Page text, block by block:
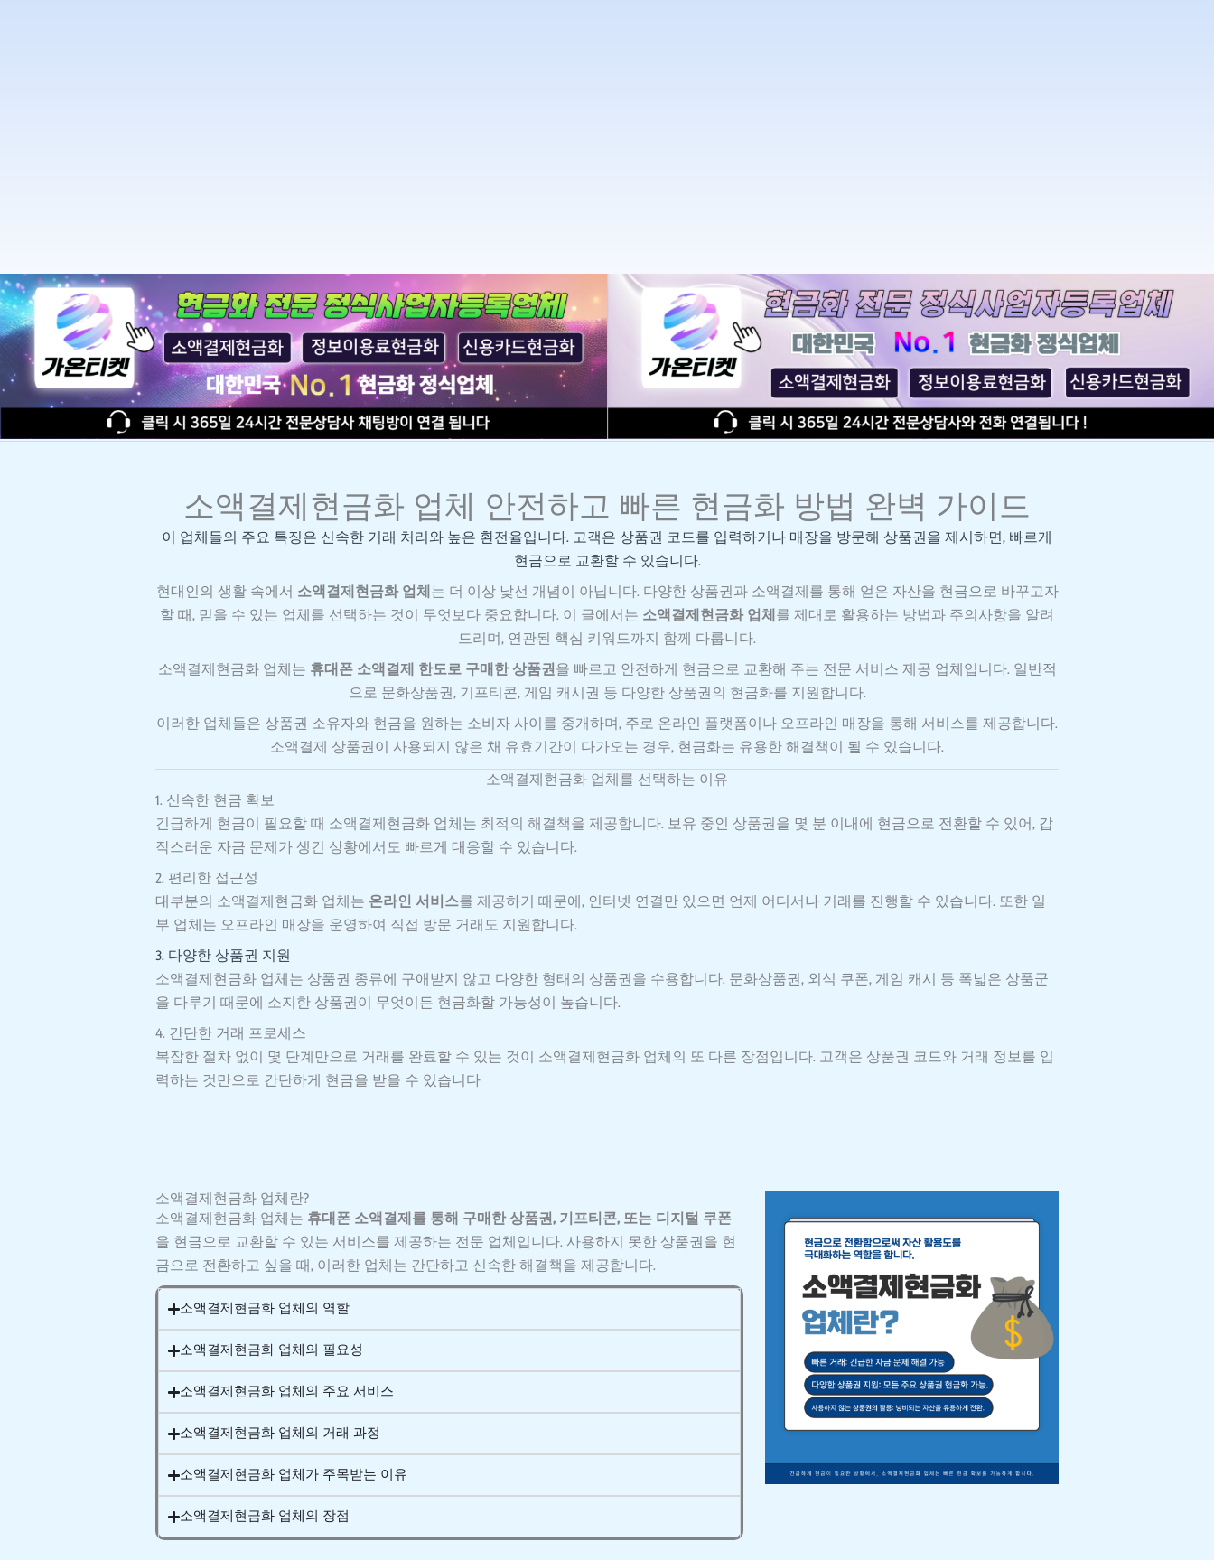
소액결제현금화 업체 안전하고 빠른 현금화 방법 완벽 가이드
이 업체들의 주요 특징은 신속한 거래 처리와 높은 환전율입니다. 고객은 상품권 코드를 입력하거나 매장을 방문해 상품권을 제시하면, 빠르게
현금으로 교환할 수 있습니다.
현대인의 생활 속에서 소액결제현금화 업체 는 더 이상 낯선 개념이 아닙니다. 다양한 상품권과 소액결제를 통해 얻은 자산을 현금으로 바꾸고자
할 때, 믿을 수 있는 업체를 선택하는 것이 무엇보다 중요합니다. 이 글에서는 소액결제현금화 업체 를 제대로 활용하는 방법과 주의사항을 알려
드리며, 연관된 핵심 키워드까지 함께 다룹니다.
소액결제현금화 업체는 휴대폰 소액결제 한도로 구매한 상품권을 빠르고 안전하게 현금으로 교환해 주는 전문 서비스 제공 업체입니다. 일반적
으로 문화상품권, 기프티콘, 게임 캐시권 등 다양한 상품권의 현금화를 지원합니다.
이러한 업체들은 상품권 소유자와 현금을 원하는 소비자 사이를 중개하며, 주로 온라인 플랫폼이나 오프라인 매장을 통해 서비스를 제공합니다.
소액결제 상품권이 사용되지 않은 채 유효기간이 다가오는 경우, 현금화는 유용한 해결책이 될 수 있습니다.
소액결제현금화 업체를 선택하는 이유
1. 신속한 현금 확보
긴급하게 현금이 필요할 때 소액결제현금화 업체는 최적의 해결책을 제공합니다. 보유 중인 상품권을 몇 분 이내에 현금으로 전환할 수 있어, 갑
작스러운 자금 문제가 생긴 상황에서도 빠르게 대응할 수 있습니다.
2. 편리한 접근성
대부분의 소액결제현금화 업체는 온라인 서비스를 제공하기 때문에, 인터넷 연결만 있으면 언제 어디서나 거래를 진행할 수 있습니다. 또한 일
부 업체는 오프라인 매장을 운영하여 직접 방문 거래도 지원합니다.
3. 다양한 상품권 지원
소액결제현금화 업체는 상품권 종류에 구애받지 않고 다양한 형태의 상품권을 수용합니다. 문화상품권, 외식 쿠폰, 게임 캐시 등 폭넓은 상품군
을 다루기 때문에 소지한 상품권이 무엇이든 현금화할 가능성이 높습니다.
4. 간단한 거래 프로세스
복잡한 절차 없이 몇 단계만으로 거래를 완료할 수 있는 것이 소액결제현금화 업체의 또 다른 장점입니다. 고객은 상품권 코드와 거래 정보를 입
력하는 것만으로 간단하게 현금을 받을 수 있습니다
소액결제현금화 업체란?
소액결제현금화 업체는 휴대폰 소액결제를 통해 구매한 상품권, 기프티콘, 또는 디지털 쿠폰
을 현금으로 교환할 수 있는 서비스를 제공하는 전문 업체입니다. 사용하지 못한 상품권을 현
금으로 전환하고 싶을 때, 이러한 업체는 간단하고 신속한 해결책을 제공합니다.
소액결제현금화 업체의 역할
소액결제현금화 업체의 필요성
소액결제현금화 업체의 주요 서비스
소액결제현금화 업체의 거래 과정
소액결제현금화 업체가 주목받는 이유
소액결제현금화 업체의 장점